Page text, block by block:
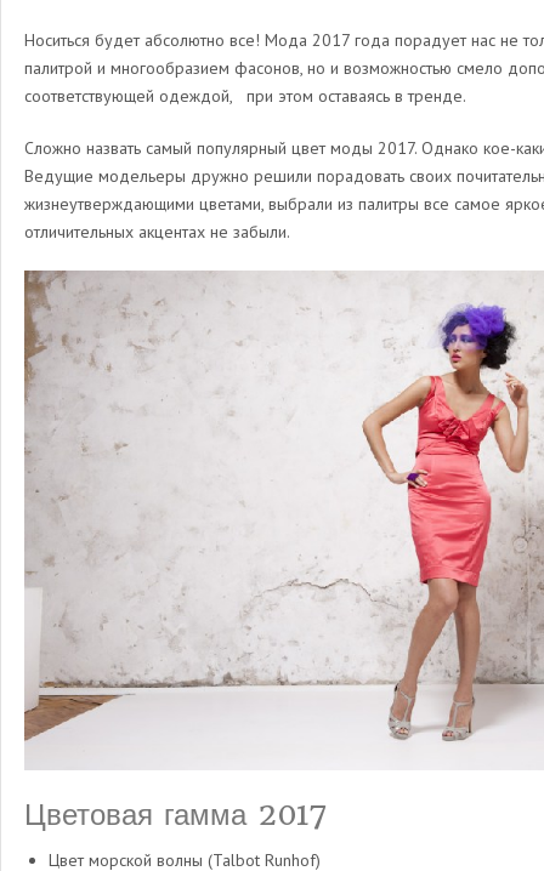
Носиться будет абсолютно все! Мода 2017 года порадует нас не
палитрой и многообразием фасонов, но и возможностью смело
соответствующей одеждой, при этом оставаясь в тренде.
Сложно назвать самый популярный цвет моды 2017. Однако кое-
Ведущие модельеры дружно решили порадовать своих
жизнеутверждающими цветами, выбрали из палитры все самое
отличительных акцентах не забыли.
Цветовая гамма 2017
Цвет морской волны (Talbot Runhof)